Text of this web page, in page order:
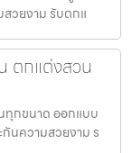
สวยงาม รับตกแ
ตกแต่งสวน
กขนาด ออกแบบ
นความสวยงาม ร